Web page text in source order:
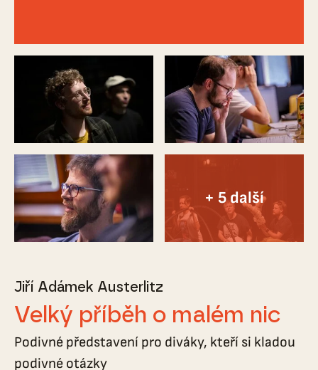
Jiří Adámek Austerlitz
Velký příběh o malém nic
Podivné představení pro diváky, kteří si kladou
podivné otázky